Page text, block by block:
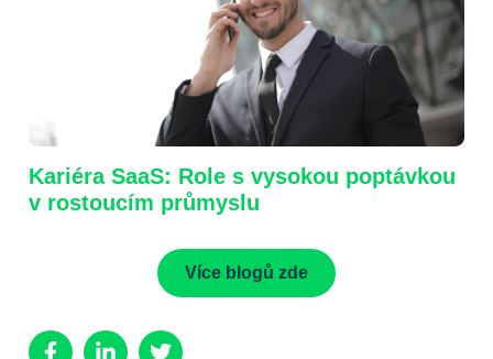
Kariéra SaaS: Role s vysokou poptávkou
v rostoucím průmyslu
Více blogů zde